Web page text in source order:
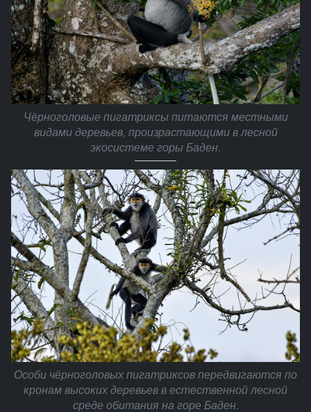
Чёрноголовые пигатриксы питаются местными
видами деревьев, произрастающими в лесной
экосистеме горы Баден.
Особи чёрноголовых пигатриксов передвигаются по
кронам высоких деревьев в естественной лесной
среде обитания на горе Баден.